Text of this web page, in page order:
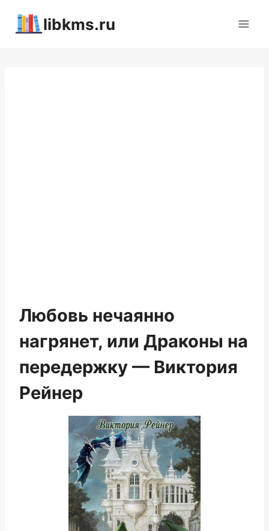
libkms.ru
Любовь нечаянно
нагрянет, или Драконы на
передержку — Виктория
Рейнер